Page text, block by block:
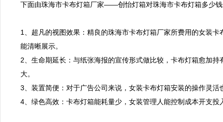
下面由珠海市卡布灯箱厂家——创怡灯箱对珠海市卡布灯箱多少
1、超凡的视图效果：精良的珠海市卡布灯箱厂家所费用的女装
能清晰展示。
2、生命期延长：与纸张海报的宣传形式做比较，卡布灯箱愈加
大。
3、装置简便：对于广告公司来说，女装卡布灯箱安装的操作灵
4、绿色高效：卡布灯箱能耗量少，女装管理人能控制成本开支投